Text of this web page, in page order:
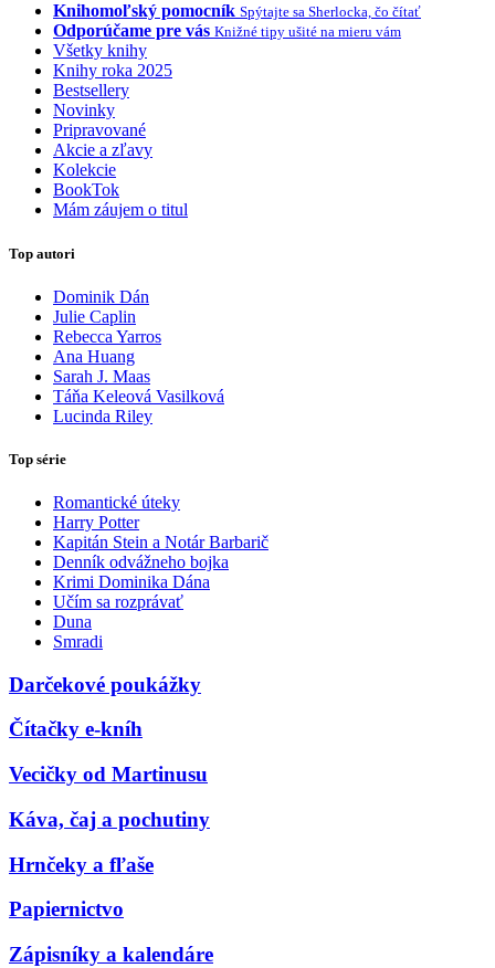
Knihomoľský pomocník Spýtajte sa Sherlocka, čo čítať
Odporúčame pre vás Knižné tipy ušité na mieru vám
Všetky knihy
Knihy roka 2025
Bestsellery
Novinky
Pripravované
Akcie a zľavy
Kolekcie
BookTok
Mám záujem o titul
Top autori
Dominik Dán
Julie Caplin
Rebecca Yarros
Ana Huang
Sarah J. Maas
Táňa Keleová Vasilková
Lucinda Riley
Top série
Romantické úteky
Harry Potter
Kapitán Stein a Notár Barbarič
Denník odvážneho bojka
Krimi Dominika Dána
Učím sa rozprávať
Duna
Smradi
Darčekové poukážky
Čítačky e-kníh
Vecičky od Martinusu
Káva, čaj a pochutiny
Hrnčeky a fľaše
Papiernictvo
Zápisníky a kalendáre